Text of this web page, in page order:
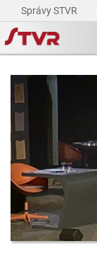
Správy STVR